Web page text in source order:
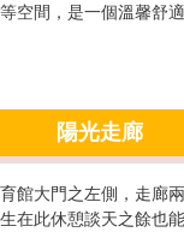
空間，是一個溫馨舒適
陽光走廊
育館大門之左側，走廊
在此休憩談天之餘也